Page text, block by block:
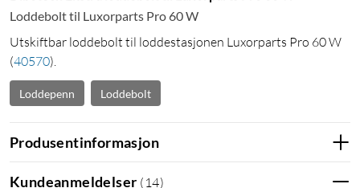
Loddebolt til Luxorparts Pro 60 W
Utskiftbar loddebolt til loddestasjonen Luxorparts Pro 60 W
(40570).
Loddepenn Loddebolt
Produsentinformasjon
Kundeanmeldelser ( 14)